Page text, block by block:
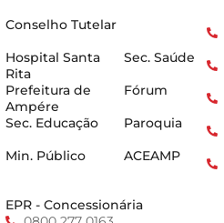
Conselho Tutelar
Hospital Santa
Rita
Sec. Saúde
Prefeitura de
Ampére
Fórum
Sec. Educação
Paroquia
Min. Público
ACEAMP
EPR - Concessionária